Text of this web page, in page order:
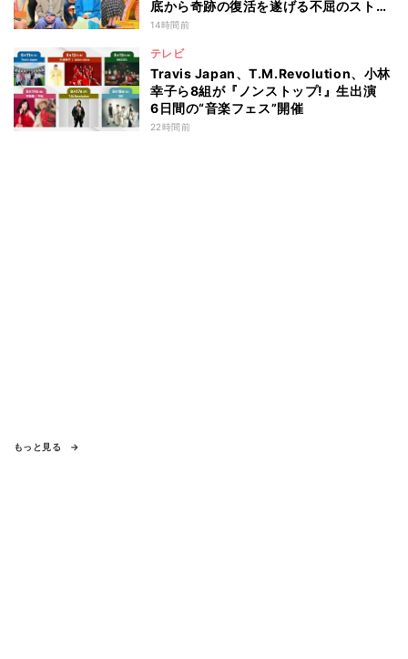
底から奇跡の復活を遂げる不屈のストー
リー『仰天』が再現
14時間前
テレビ
Travis Japan、T.M.Revolution、小林
幸子ら8組が『ノンストップ!』生出演
6日間の“音楽フェス”開催
22時間前
もっと見る